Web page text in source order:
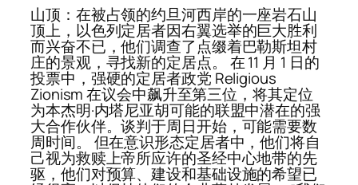
山顶：在被占领的约旦河西岸的一座岩石山
顶上，以色列定居者因右翼选举的巨大胜利
而兴奋不已，他们调查了点缀着巴勒斯坦村
庄的景观，寻找新的定居点。 在 11 月 1 日的
投票中，强硬的定居者政党 Religious
Zionism 在议会中飙升至第三位，将其定位
为本杰明·内塔尼亚胡可能的联盟中潜在的强
大合作伙伴。谈判于周日开始，可能需要数
周时间。 但在意识形态定居者中，他们将自
己视为救赎上帝所应许的圣经中心地带的先
驱，他们对预算、建设和基础设施的希望已